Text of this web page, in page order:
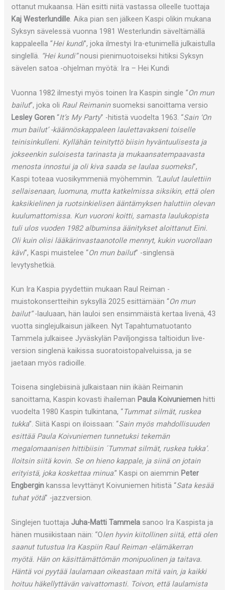
ottanut mukaansa. Hän esitti niitä vastassa olleelle tuottaja
Kaj Westerlundille. Aika pian sen jälkeen Kaspi olikin mukana
Syksyn sävelessä vuonna 1981 Westerlundin säveltämällä
kappaleella “Hei kundi”, joka ilmestyi Ira-etunimellä julkaistulla
singlellä. “Hei kundi”nousi pienimuotoiseksi hitiksi Syksyn
sävelen satoa -ohjelman myötä: Ira – Hei Kundi
Vuonna 1982 ilmestyi myös toinen Ira Kaspin single “On mun
bailut”, joka oli Raul Reimaninsuomeksi sanoittama versio
Lesley Goren “It’s My Party” -hitistä vuodelta 1963. “Sain ‘On
mun bailut’ -käännöskappaleen laulettavakseni toiselle
teinisinkulleni. Kyllähän teinityttö biisin hyväntuulisesta ja
jokseenkin suloisesta tarinasta ja mukaansatempaavasta
menosta innostui ja oli kiva saada se laulaa suomeksi”,
Kaspi toteaa vuosikymmeniä myöhemmin. “Laulut laulettiin
sellaisenaan, luomuna, mutta katkelmissa siksikin, että olen
kaksikielinen ja ruotsinkielisen ääntämyksen haluttiin olevan
kuulumattomissa. Kun vuoroni koitti, samasta laulukopista
tuli ulos vuoden 1982 albuminsa äänitykset aloittanut Eini.
Oli kuin olisi lääkärinvastaanotolle mennyt, kukin vuorollaan
kävi”, Kaspi muistelee “On mun bailut” -singlensä
levytyshetkiä.
Kun Ira Kaspia pyydettiin mukaan Raul Reiman -
muistokonsertteihin syksyllä 2025 esittämään “On mun
bailut”-lauluaan, hän lauloi sen ensimmäistä kertaa livenä, 43
vuotta singlejulkaisun jälkeen. Nyt Tapahtumatuotanto
Tammela julkaisee Jyväskylän Paviljongissa taltioidun live-
version singlenä kaikissa suoratoistopalveluissa, ja se
jaetaan myös radioille.
Toisena singlebiisinä julkaistaan niin ikään Reimanin
sanoittama, Kaspin kovasti ihaileman Paula Koivuniemen hitti
vuodelta 1980 Kaspin tulkintana, “Tummat silmät, ruskea
tukka”. Siitä Kaspi on iloissaan: “Sain myös mahdollisuuden
esittää Paula Koivuniemen tunnetuksi tekemän
megalomaanisen hittibiisin ´Tummat silmät, ruskea tukka’.
Iloitsin siitä kovin. Se on hieno kappale, ja siinä on jotain
erityistä, joka koskettaa minua.” Kaspi on aiemmin Peter
Engbergin kanssa levyttänyt Koivuniemen hitistä “Sata kesää
tuhat yötä” -jazzversion.
Singlejen tuottaja Juha-Matti Tammela sanoo Ira Kaspista ja
hänen musiikistaan näin: “Olen hyvin kiitollinen siitä, että olen
saanut tutustua Ira Kaspiin Raul Reiman -elämäkerran
myötä. Hän on käsittämättömän monipuolinen ja taitava.
Häntä voi pyytää laulamaan oikeastaan mitä vain, ja kaikki
hoituu häkellyttävän vaivattomasti. Toivon, että laulamista